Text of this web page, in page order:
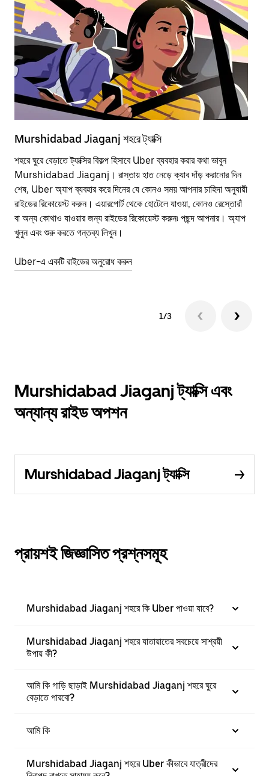
Murshidabad Jiaganj শহরে ট্যাক্সি
শহরে ঘুরে বেড়াতে ট্যাক্সির বিকল্প হিসাবে Uber ব্যবহার করার কথা ভাবুন
Murshidabad Jiaganj। রাস্তায় হাত নেড়ে ক্যাব দাঁড় করানোর দিন
শেষ, Uber অ্যাপ ব্যবহার করে দিনের যে কোনও সময় আপনার চাহিদা অনুযায়ী
রাইডের রিকোয়েস্ট করুন। এয়ারপোর্ট থেকে হোটেলে যাওয়া, কোনও রেস্তোরাঁ
বা অন্য কোথাও যাওয়ার জন্য রাইডের রিকোয়েস্ট করুন৷ পছন্দ আপনার। অ্যাপ
খুলুন এবং শুরু করতে গন্তব্য লিখুন।
Uber-এ একটি রাইডের অনুরোধ করুন
1/3
Murshidabad Jiaganj ট্যাক্সি এবং
অন্যান্য রাইড অপশন
Murshidabad Jiaganj ট্যাক্সি
প্রায়শই জিজ্ঞাসিত প্রশ্নসমূহ
Murshidabad Jiaganj শহরে কি Uber পাওয়া যাবে?
Murshidabad Jiaganj শহরে যাতায়াতের সবচেয়ে সাশ্রয়ী
উপায় কী?
আমি কি গাড়ি ছাড়াই Murshidabad Jiaganj শহরে ঘুরে
বেড়াতে পারবো?
আমি কি
Murshidabad Jiaganj শহরে Uber কীভাবে যাত্রীদের